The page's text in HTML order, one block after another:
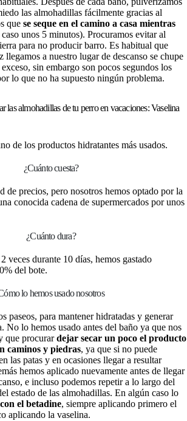
las almohadillas fácilmente gracias al
que se seque en el camino a casa mientras
unos 5 minutos). Procuramos evitar al
para no producir barro. Es habitual que
llegamos a nuestro lugar de descanso se chupe
sin embargo son pocos segundos los
lo que no ha supuesto ningún problema.
las almohadillas de tu perro en vacaciones: Vaselina
de los productos hidratantes más usados.
¿Cuánto cuesta?
de precios, pero nosotros hemos optado por la
conocida cadena de supermercados por unos
¿Cuánto dura?
veces durante 10 días, hemos gastado
del bote.
lo hemos usado nosotros
paseos, para mantener hidratadas y generar
No lo hemos usado antes del baño ya que nos
que procurardejar secar un poco el producto
caminos y piedras, ya que si no puede
las patas y en ocasiones llegar a resultar
hemos aplicado nuevamente antes de llegar
e incluso podemos repetir a lo largo del
estado de las almohadillas. En algún caso lo
el betadine, siempre aplicando primero el
aplicando la vaselina.